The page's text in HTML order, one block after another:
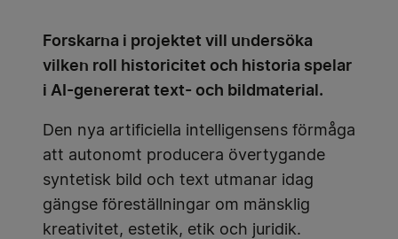
Forskarna i projektet vill undersöka
vilken roll historicitet och historia spelar
i AI-genererat text- och bildmaterial.
Den nya artificiella intelligensens förmåga
att autonomt producera övertygande
syntetisk bild och text utmanar idag
gängse föreställningar om mänsklig
kreativitet, estetik, etik och juridik.